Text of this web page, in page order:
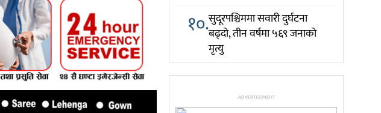
१०.सुदूरपश्चिममा सवारी दुर्घटना
बढ्दो, तीन वर्षमा ५६९ जनाको
मृत्यु
ADVERTISEMENT